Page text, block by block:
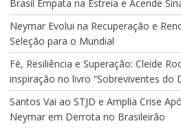
Brasil Empata na Estreia e Acende
Neymar Evolui na Recuperação e
Seleção para o Mundial
Fé, Resiliência e Superação: Cleide
inspiração no livro “Sobreviventes do
Santos Vai ao STJD e Amplia Crise
Neymar em Derrota no Brasileirão